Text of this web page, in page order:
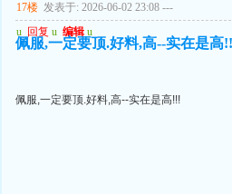
17楼 发表于: 2026-06-02 23:08 ---
u 回复 u 编辑 u
佩服,一定要顶.好料,高--实在是高
佩服,一定要顶.好料,高--实在是高!!!